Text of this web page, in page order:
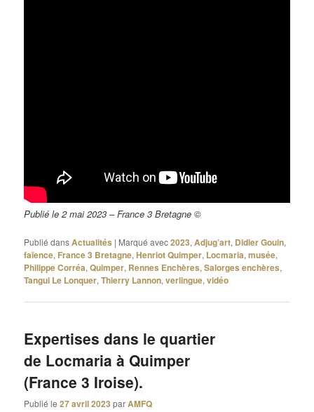
Publié le 2 mai 2023 – France 3 Bretagne ©
Publié dansActualités | Marqué avec2023,Adjug’art, Didier Gouin,
faïence, France 3 Bretagne,Henriot Quimper, Locmaria,musée,
Philippe Corréa,Quimper, Rennes Enchères,Salorges enchères,
Tangui Le Lonquer,Thierry Lannon,verlingue,vidéo
Expertises dans le quartier
de Locmaria à Quimper
(France 3 Iroise).
Publié le27 avril 2023 parAMFQ